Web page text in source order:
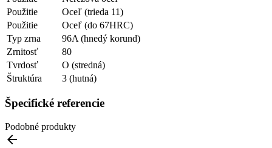
Použitie
Oceľ (trieda 11)
Použitie
Oceľ (do 67HRC)
Typ zrna
96A (hnedý korund)
Zrnitosť
80
Tvrdosť
O (stredná)
Štruktúra
3 (hutná)
Špecifické referencie
Podobné produkty
